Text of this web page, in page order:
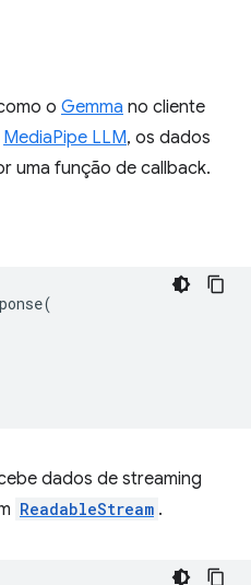
o Gemma no cliente
MediaPipe LLM, os dados
uma função de callback.
(
dados de streaming
ReadableStream .